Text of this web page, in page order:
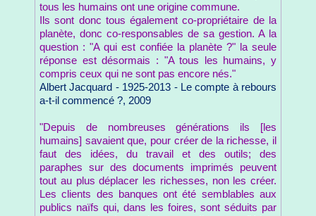
tous les humains ont une origine commune.
Ils sont donc tous également co-propriétaire de la
planète, donc co-responsables de sa gestion. A la
question : "A qui est confiée la planète ?" la seule
réponse est désormais : "A tous les humains, y
compris ceux qui ne sont pas encore nés."
Albert Jacquard - 1925-2013 - Le compte à rebours
a-t-il commencé ?, 2009
"Depuis de nombreuses générations ils [les
humains] savaient que, pour créer de la richesse, il
faut des idées, du travail et des outils; des
paraphes sur des documents imprimés peuvent
tout au plus déplacer les richesses, non les créer.
Les clients des banques ont été semblables aux
publics naïfs qui, dans les foires, sont séduits par